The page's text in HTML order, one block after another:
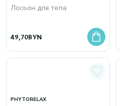
Лосьон для тела
49,70BYN
PHYTORELAX